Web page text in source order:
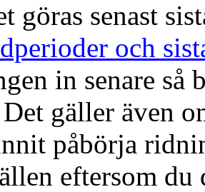
göras senast
och
in senare
gäller även
påbörja
eftersom du